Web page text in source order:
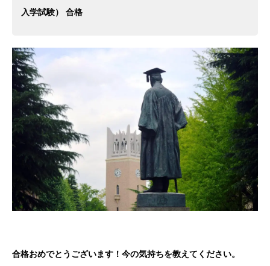
入学試験） 合格
合格おめでとうございます！今の気持ちを教えてください。